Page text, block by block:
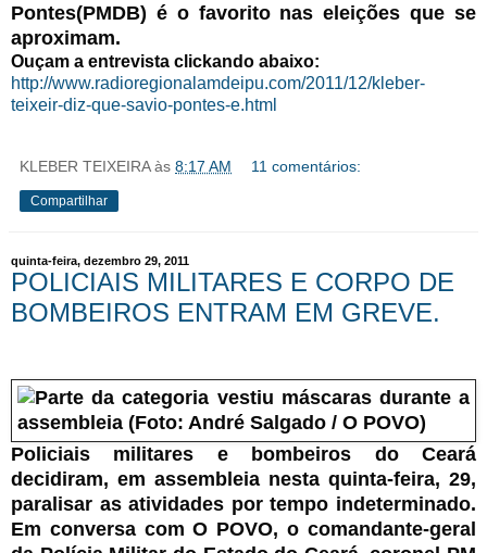
Pontes(PMDB) é o favorito nas eleições que se
aproximam.
Ouçam a entrevista clickando abaixo:
http://www.radioregionalamdeipu.com/2011/12/kleber-
teixeir-diz-que-savio-pontes-e.html
KLEBER TEIXEIRA às 8:17 AM 11 comentários:
Compartilhar
quinta-feira, dezembro 29, 2011
POLICIAIS MILITARES E CORPO DE
BOMBEIROS ENTRAM EM GREVE.
Policiais militares e bombeiros do Ceará
decidiram, em assembleia nesta quinta-feira, 29,
paralisar as atividades por tempo indeterminado.
Em conversa com O POVO, o comandante-geral